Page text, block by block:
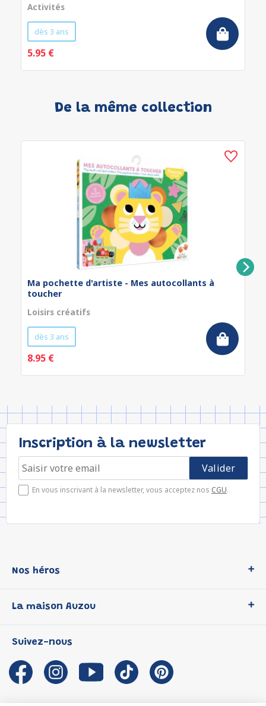
Activités
dès 3 ans
5.95 €
De la même collection
Ma pochette d'artiste - Mes autocollants à
toucher
Loisirs créatifs
dès 3 ans
8.95 €
Inscription à la newsletter
En vous inscrivant à la newsletter, vous acceptez nos CGU.
Nos héros
P'tit Loup
Les Influenceuses
Migali
Petite Taupe
La maison Auzou
Notre histoire
Auzou s'engage
Auteurs et illustrateurs Auzou
Suivez-nous